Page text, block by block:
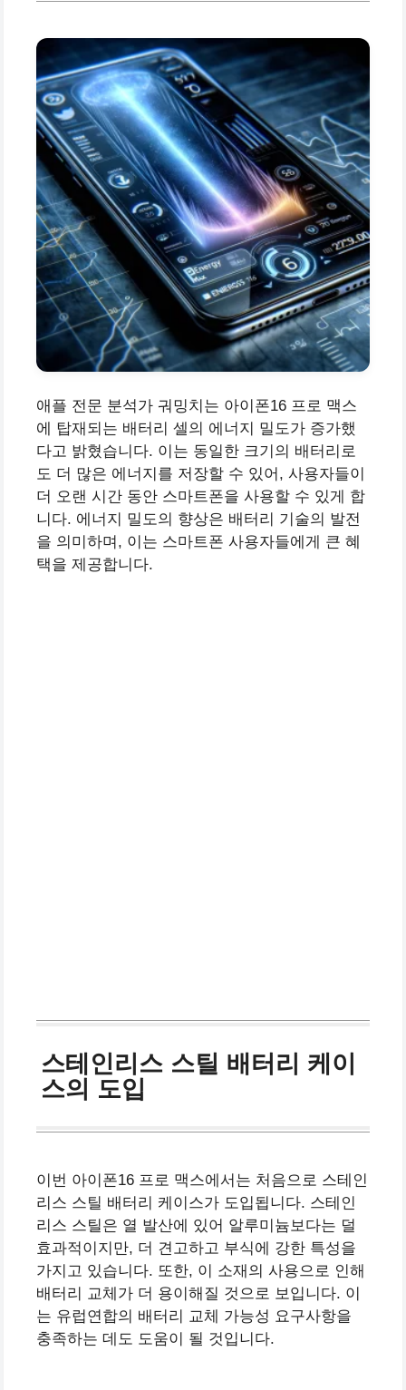
애플 전문 분석가 궈밍치는 아이폰16 프로 맥스
에 탑재되는 배터리 셀의 에너지 밀도가 증가했
다고 밝혔습니다. 이는 동일한 크기의 배터리로
도 더 많은 에너지를 저장할 수 있어, 사용자들이
더 오랜 시간 동안 스마트폰을 사용할 수 있게 합
니다. 에너지 밀도의 향상은 배터리 기술의 발전
을 의미하며, 이는 스마트폰 사용자들에게 큰 혜
택을 제공합니다.
스테인리스 스틸 배터리 케이
스의 도입
이번 아이폰16 프로 맥스에서는 처음으로 스테인
리스 스틸 배터리 케이스가 도입됩니다. 스테인
리스 스틸은 열 발산에 있어 알루미늄보다는 덜
효과적이지만, 더 견고하고 부식에 강한 특성을
가지고 있습니다. 또한, 이 소재의 사용으로 인해
배터리 교체가 더 용이해질 것으로 보입니다. 이
는 유럽연합의 배터리 교체 가능성 요구사항을
충족하는 데도 도움이 될 것입니다.